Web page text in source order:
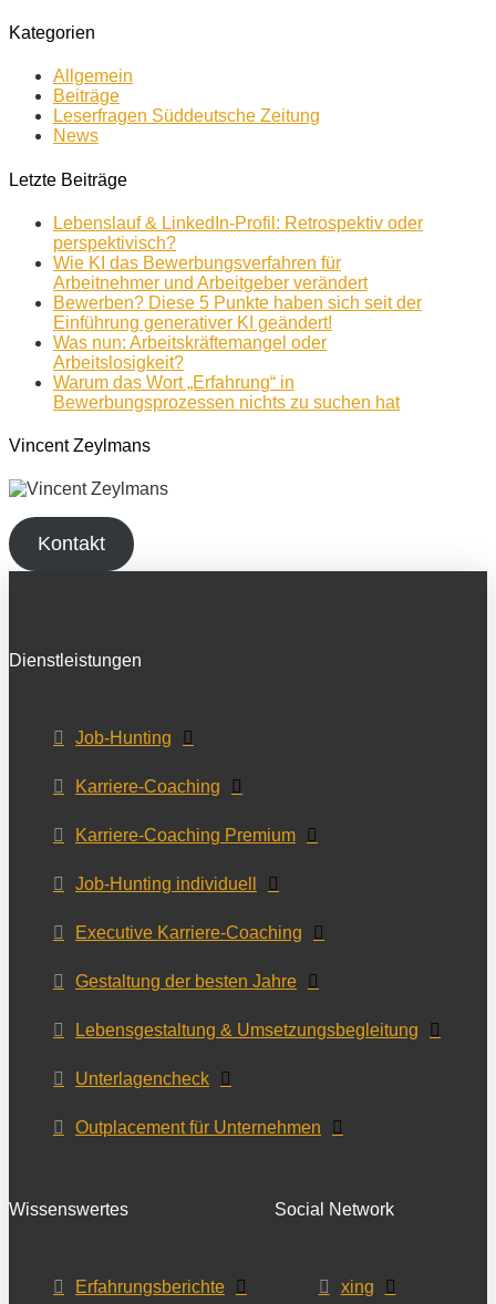
Kategorien
Allgemein
Beiträge
Leserfragen Süddeutsche Zeitung
News
Letzte Beiträge
Lebenslauf & LinkedIn-Profil: Retrospektiv oder
perspektivisch?
Wie KI das Bewerbungsverfahren für
Arbeitnehmer und Arbeitgeber verändert
Bewerben? Diese 5 Punkte haben sich seit der
Einführung generativer KI geändert!
Was nun: Arbeitskräftemangel oder
Arbeitslosigkeit?
Warum das Wort „Erfahrung“ in
Bewerbungsprozessen nichts zu suchen hat
Vincent Zeylmans
Kontakt
Dienstleistungen
Job-Hunting
Karriere-Coaching
Karriere-Coaching Premium
Job-Hunting individuell
Executive Karriere-Coaching
Gestaltung der besten Jahre
Lebensgestaltung & Umsetzungsbegleitung
Unterlagencheck
Outplacement für Unternehmen
Wissenswertes
Erfahrungsberichte
Social Network
xing